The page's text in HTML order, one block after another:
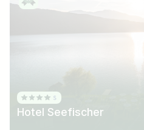
Hotel Seefischer